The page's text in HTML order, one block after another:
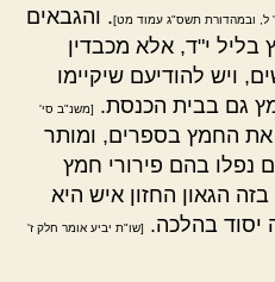
ל, ובמהדורת תשס"ג עמוד מט]. והגבאים
בליל י"ד, אלא מכבדין
ויש להודיעם שיקיימו
גם בבית הכנסת.
[משנ"ב סי'
את החמץ בספרים, ומותר
נפלו בהם פירורי חמץ
הגאון החזון איש היא
יסוד בהלכה.
[שו"ת יביע אומר חלק ז'